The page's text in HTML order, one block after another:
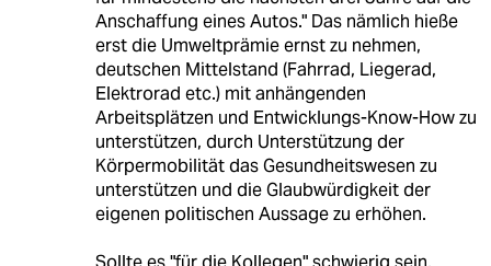
Anschaffung eines Autos." Das nämlich hieße
erst die Umweltprämie ernst zu nehmen,
deutschen Mittelstand (Fahrrad, Liegerad,
Elektrorad etc.) mit anhängenden
Arbeitsplätzen und Entwicklungs-Know-How zu
unterstützen, durch Unterstützung der
Körpermobilität das Gesundheitswesen zu
unterstützen und die Glaubwürdigkeit der
eigenen politischen Aussage zu erhöhen.